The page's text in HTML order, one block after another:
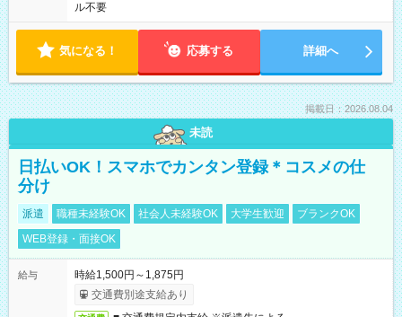
ル不要
気になる！ 応募する 詳細へ
掲載日：2026.08.04
未読
日払いOK！スマホでカンタン登録＊コスメの仕
分け
派遣 職種未経験OK 社会人未経験OK 大学生歓迎
ブランクOK
WEB登録・面接OK
給与
時給1,500円～1,875円
交通費別途支給あり